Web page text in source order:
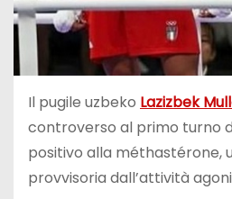
Il pugile uzbeko Lazizbek
controverso al primo turno
positivo alla méthastérone,
provvisoria dall’attività